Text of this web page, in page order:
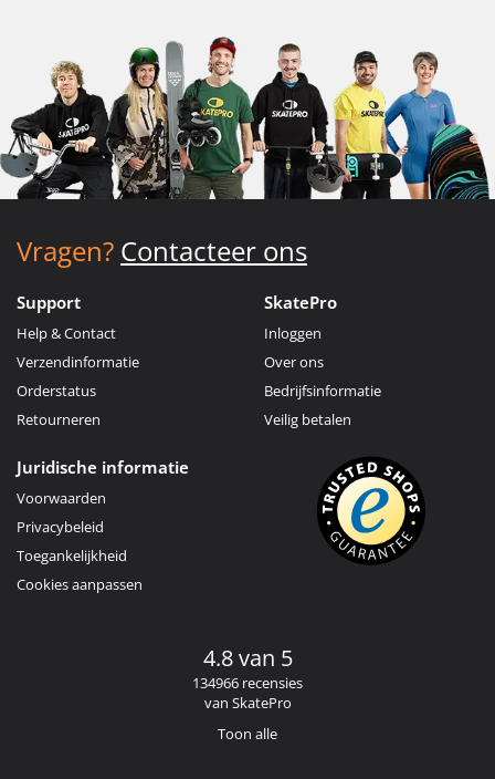
Vragen? Contacteer ons
Support
Help & Contact
Verzendinformatie
Orderstatus
Retourneren
SkatePro
Inloggen
Over ons
Bedrijfsinformatie
Veilig betalen
Juridische informatie
Voorwaarden
Privacybeleid
Toegankelijkheid
Cookies aanpassen
4.8 van 5
134966 recensies
van SkatePro
Toon alle